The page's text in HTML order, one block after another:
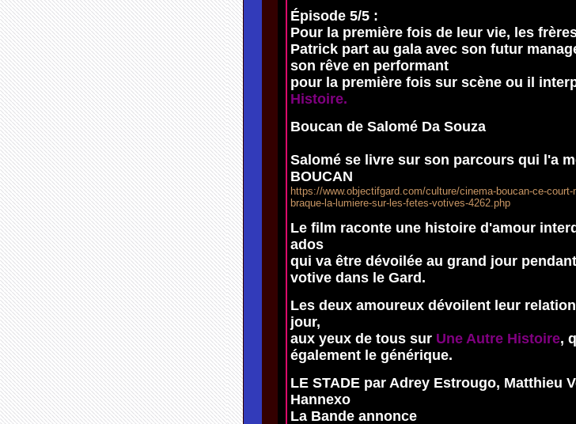
Épisode 5/5 :
Pour la première fois de leur vie, les
Patrick part au gala avec son futur
son rêve en performant
pour la première fois sur scène ou il
Histoire.
Boucan de Salomé Da Souza
Salomé se livre sur son parcours qui l'a
BOUCAN
https://www.objectifgard.com/culture/cinema-boucan-ce-court-
braque-la-lumiere-sur-les-fetes-votives-4262.php
Le film raconte une histoire d'amour
ados
qui va être dévoilée au grand jour
votive dans le Gard.
Les deux amoureux dévoilent leur
jour,
aux yeux de tous sur Une Autre Histoire,
également le générique.
LE STADE par Adrey Estrougo, Matthieu
Hannexo
La Bande annonce